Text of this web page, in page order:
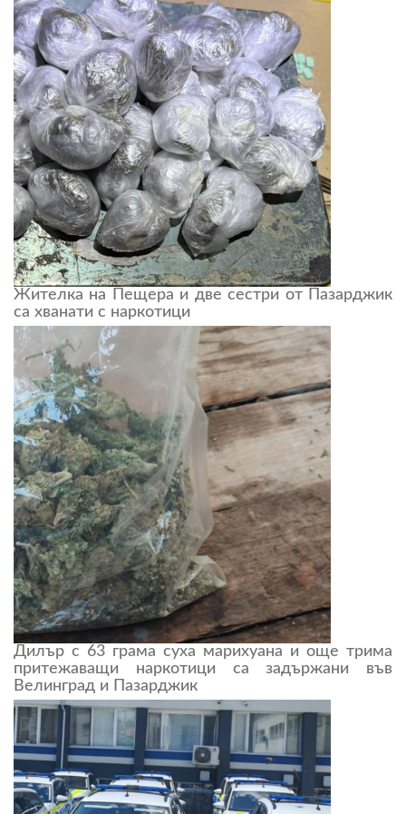
Жителка на Пещера и две сестри от Пазарджик
са хванати с наркотици
Дилър с 63 грама суха марихуана и още трима
притежаващи наркотици са задържани във
Велинград и Пазарджик